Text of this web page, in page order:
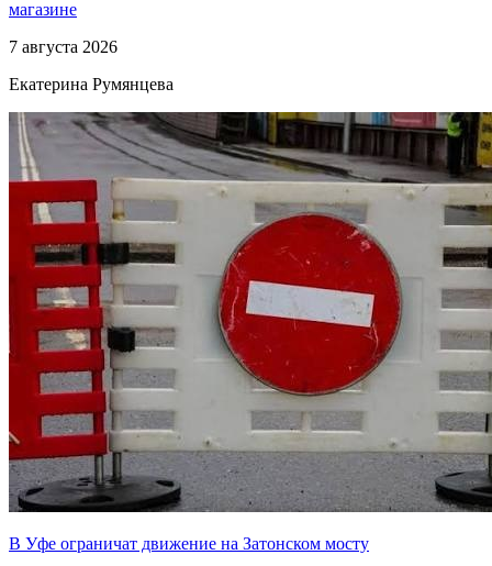
магазине
7 августа 2026
Екатерина Румянцева
В Уфе ограничат движение на Затонском мосту